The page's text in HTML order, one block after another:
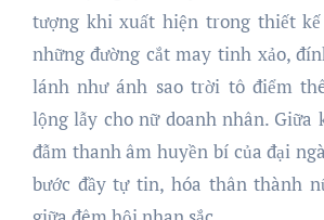
tượng khi xuất hiện trong thiết
những đường cắt may tinh xảo,
lánh như ánh sao trời tô điểm
lộng lẫy cho nữ doanh nhân. Giữa
đẫm thanh âm huyền bí của đại
bước đầy tự tin, hóa thân thành